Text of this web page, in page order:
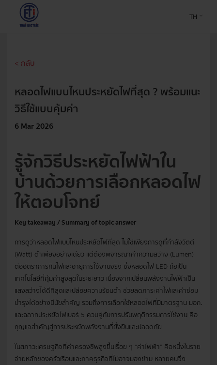
TH
< กลับ
หลอดไฟแบบไหนประหยัดไฟที่สุด ? พร้อมแนะ
วิธีใช้แบบคุ้มค่า
6 Mar 2026
รู้จักวิธีประหยัดไฟฟ้าใน
บ้านด้วยการเลือกหลอดไฟ
ให้ตอบโจทย์
Key takeaway / Summary of topic answer
การดูว่าหลอดไฟแบบไหนประหยัดไฟที่สุด ไม่ใช่เพียงการดูที่กำลังวัตต์
(Watt) ต่ำเพียงอย่างเดียว แต่ต้องพิจารณาค่าความสว่าง (Lumen)
ต่ออัตราการกินไฟและอายุการใช้งานจริง ซึ่งหลอดไฟ LED ถือเป็น
เทคโนโลยีที่คุ้มค่าสูงสุดในระยะยาว เนื่องจากเปลี่ยนพลังงานไฟฟ้าเป็น
แสงสว่างได้ดีที่สุดและปล่อยความร้อนต่ำ ช่วยลดภาระค่าไฟและค่าซ่อม
บำรุงได้อย่างมีนัยสำคัญ รวมถึงการเลือกใช้หลอดไฟที่มีมาตรฐาน มอก.
และฉลากประหยัดไฟเบอร์ 5 ควบคู่กับการปรับพฤติกรรมการใช้งาน คือ
กุญแจสำคัญสู่การประหยัดพลังงานที่ยั่งยืนและปลอดภัย
ในสภาวะเศรษฐกิจที่ค่าครองชีพสูงขึ้นเรื่อย ๆ “ค่าไฟฟ้า” คือหนึ่งในราย
จ่ายหลักของครัวเรือนและภาคธุรกิจที่ไม่อาจมองข้าม หลายคนจึง